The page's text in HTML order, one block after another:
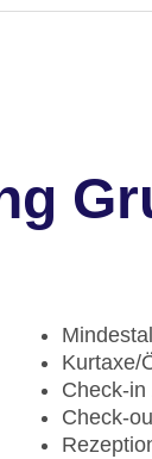
Kurtaxe/
Check-
Check-